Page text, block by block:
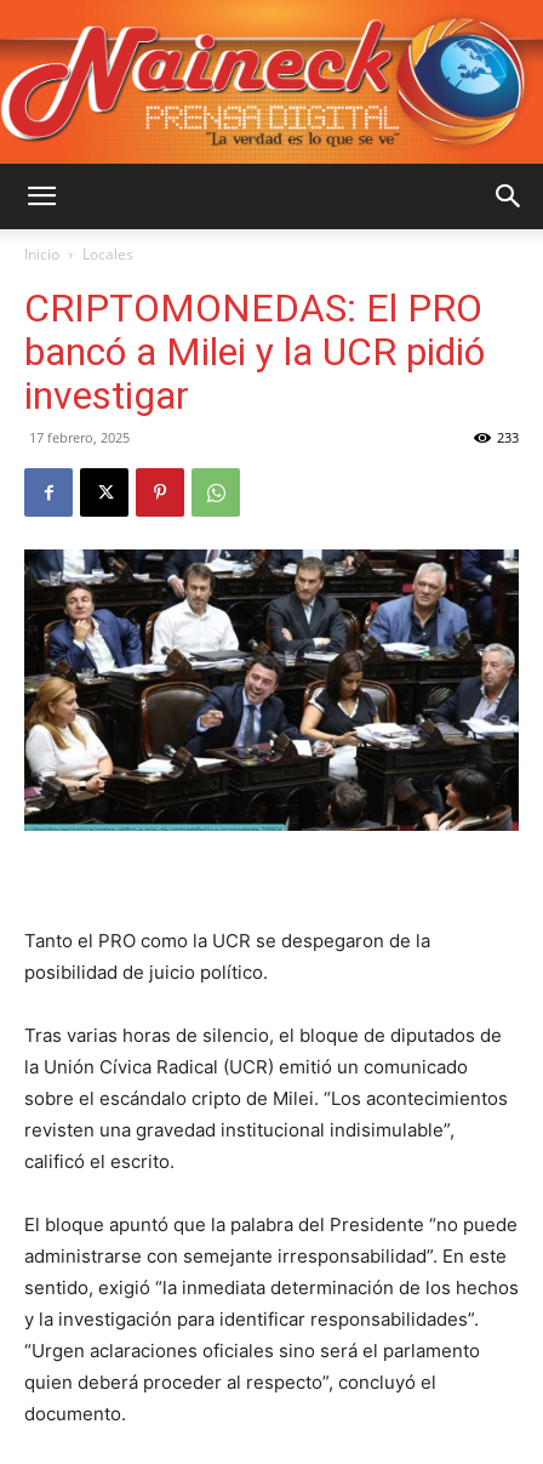
NAINECK
::
La
lo
se
Inicio Locales
CRIPTOMONEDAS: El PRO
bancó a Milei y la UCR pidió
investigar
17 febrero, 2025 233
Tanto el PRO como la UCR se despegaron de la
posibilidad de juicio político.
Tras varias horas de silencio, el bloque de diputados de
la Unión Cívica Radical (UCR) emitió un comunicado
sobre el escándalo cripto de Milei. “Los acontecimientos
revisten una gravedad institucional indisimulable”,
calificó el escrito.
El bloque apuntó que la palabra del Presidente “no puede
administrarse con semejante irresponsabilidad”. En este
sentido, exigió “la inmediata determinación de los hechos
y la investigación para identificar responsabilidades”.
“Urgen aclaraciones oficiales sino será el parlamento
quien deberá proceder al respecto”, concluyó el
documento.